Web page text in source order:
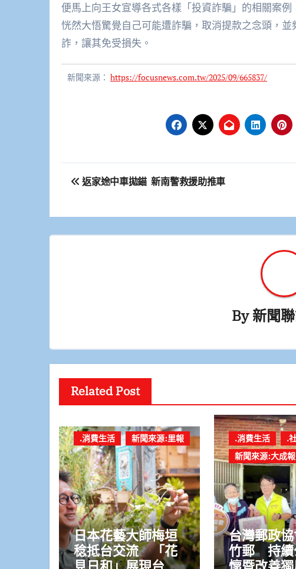
便馬上向王女宣導各式各樣「投資詐騙」的相關案
恍然大悟驚覺自己可能遭詐騙，取消提款之念頭，
詐，讓其免受損失。
新聞來源： https://focusnews.com.tw/2025/09/665837/
文
導
返家途中車拋錨 新南警救援助推車
By新聞
Related Post
.消費生活 新聞來源:里報
日本花藝大師梅垣
稔抵台交流 「花
.消費生活
.
新聞來源:大成報
台灣郵政
竹郵 持續